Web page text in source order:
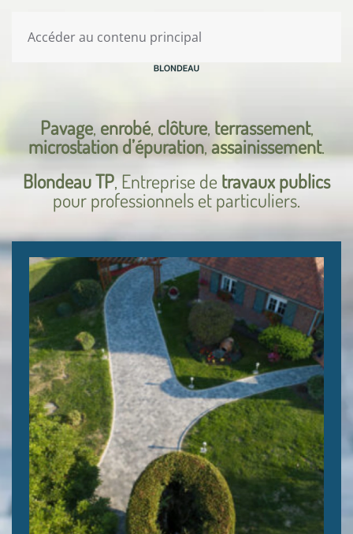
Accéder au contenu principal
Pavage, enrobé, clôture, terrassement,
microstation d’épuration,assainissement.
Blondeau TP, Entreprise de travaux publics
pour professionnels et particuliers.